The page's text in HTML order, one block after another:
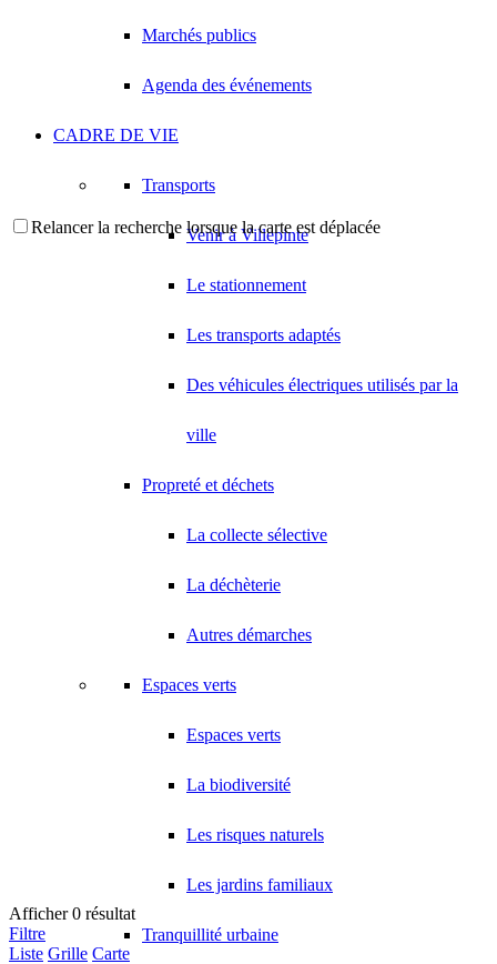
Marchés publics
Agenda des événements
CADRE DE VIE
Transports
Venir à Villepinte
Le stationnement
Les transports adaptés
Des véhicules électriques utilisés par la
ville
Propreté et déchets
La collecte sélective
La déchèterie
Autres démarches
Espaces verts
Espaces verts
La biodiversité
Les risques naturels
Les jardins familiaux
Tranquillité urbaine
Relancer la recherche lorsque la carte est déplacée
Afficher 0 résultat
Filtre
Liste Grille Carte